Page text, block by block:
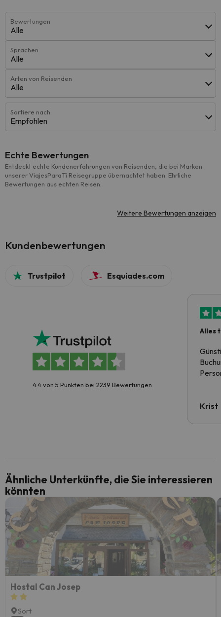
Bewertungen
Alle
Sprachen
Alle
Arten von Reisenden
Alle
Sortiere nach:
Empfohlen
Echte Bewertungen
Entdeckt echte Kundenerfahrungen von Reisenden, die bei Marken
unserer ViajesParaTi Reisegruppe übernachtet haben. Ehrliche
Bewertungen aus echten Reisen.
Weitere Bewertungen anzeigen
Kundenbewertungen
Trustpilot Esquiades.com
4.4 von 5 Punkten bei 2239 Bewertungen
Alles
Krist
Ähnliche Unterkünfte, die Sie interessieren
könnten
Hostal Can Josep
Sort